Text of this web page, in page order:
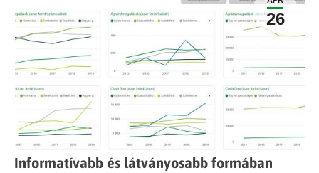
26
Informatívabb és látványosabb formában